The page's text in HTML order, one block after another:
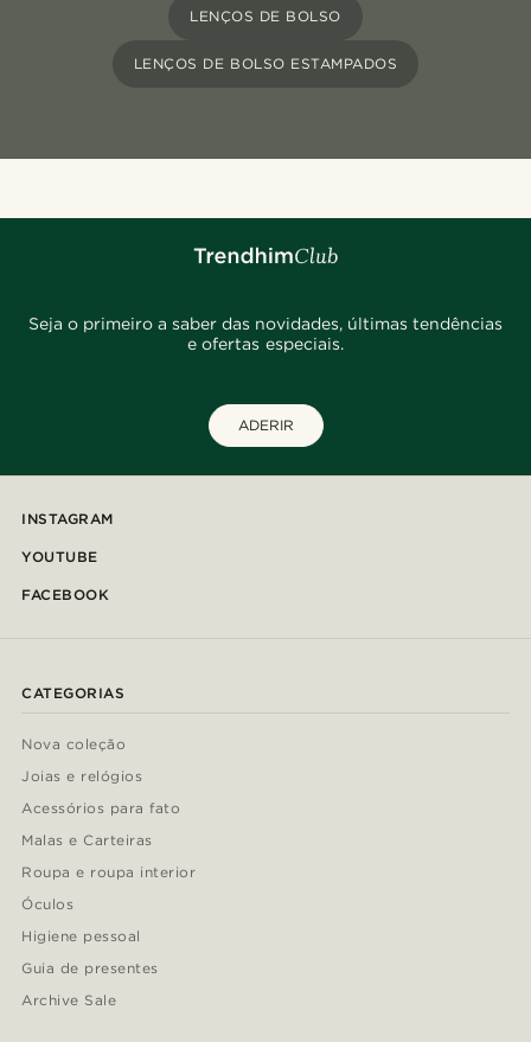
LENÇOS DE BOLSO
LENÇOS DE BOLSO ESTAMPADOS
Seja o primeiro a saber das novidades, últimas tendências
e ofertas especiais.
ADERIR
INSTAGRAM
YOUTUBE
FACEBOOK
CATEGORIAS
Nova coleção
Joias e relógios
Acessórios para fato
Malas e Carteiras
Roupa e roupa interior
Óculos
Higiene pessoal
Guia de presentes
Archive Sale